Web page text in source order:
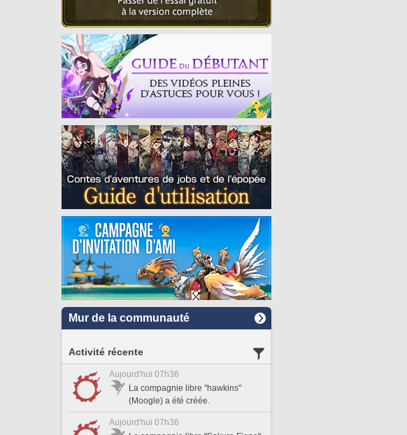
Mur de la communauté
Activité récente
Aujourd'hui 07h36
La compagnie libre "hawkins"
(Moogle) a été créée.
Aujourd'hui 07h36